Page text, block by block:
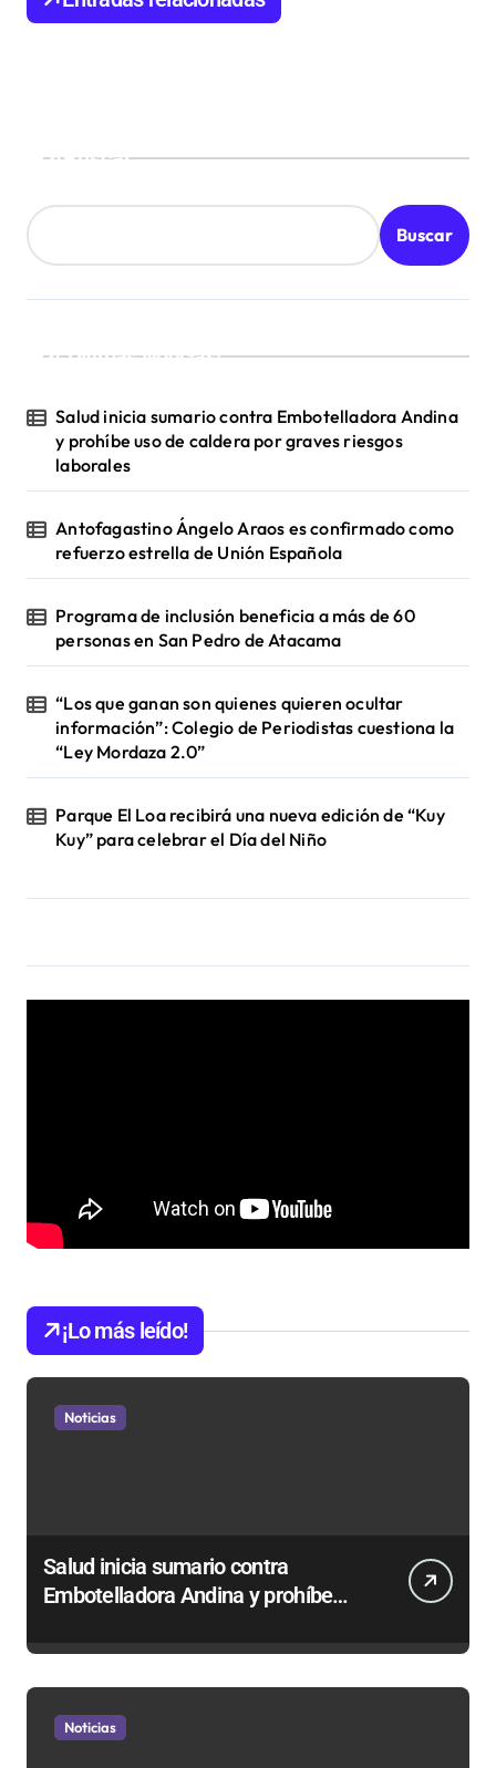
e
d
s
Buscar
Buscar
¡Ultimas Noticias!
Salud inicia sumario contra Embotelladora Andina
y prohíbe uso de caldera por graves riesgos
laborales
Antofagastino Ángelo Araos es confirmado como
refuerzo estrella de Unión Española
Programa de inclusión beneficia a más de 60
personas en San Pedro de Atacama
“Los que ganan son quienes quieren ocultar
información”: Colegio de Periodistas cuestiona la
“Ley Mordaza 2.0”
Parque El Loa recibirá una nueva edición de “Kuy
Kuy” para celebrar el Día del Niño
¡Lo más leído!
Noticias
Salud inicia sumario contra
Embotelladora Andina y prohíbe
laborales
Noticias